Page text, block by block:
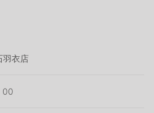
羽衣店
00